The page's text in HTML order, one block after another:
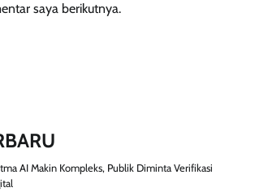
saya berikutnya.
AI Makin Kompleks, Publik Diminta Verifikasi